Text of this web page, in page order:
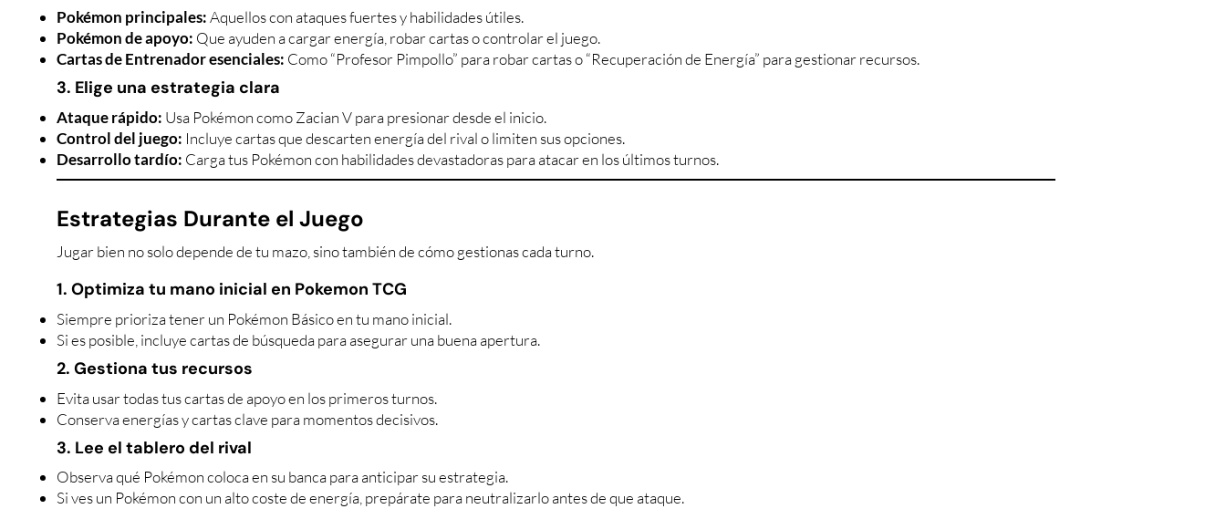
Pokémon principales:Aquellos con ataques fuertes y habilidades útiles.
Pokémon de apoyo: Que ayuden a cargar energía, robar cartas o controlar el juego.
Cartas de Entrenador esenciales: Como “Profesor Pimpollo” para robar cartas o “Recuperación de Energía” para gestionar recursos.
3. Elige una estrategia clara
Ataque rápido: Usa Pokémon como Zacian V para presionar desde el inicio.
Control del juego: Incluye cartas que descarten energía del rival o limiten sus opciones.
Desarrollo tardío: Carga tus Pokémon con habilidades devastadoras para atacar en los últimos turnos.
Estrategias Durante el Juego
Jugar bien no solo depende de tu mazo, sino también de cómo gestionas cada turno.
1. Optimiza tu mano inicial en Pokemon TCG
Siempre prioriza tener un Pokémon Básico en tu mano inicial.
Si es posible, incluye cartas de búsqueda para asegurar una buena apertura.
2. Gestiona tus recursos
Evita usar todas tus cartas de apoyo en los primeros turnos.
Conserva energías y cartas clave para momentos decisivos.
3. Lee el tablero del rival
Observa qué Pokémon coloca en su banca para anticipar su estrategia.
Si ves un Pokémon con un alto coste de energía, prepárate para neutralizarlo antes de que ataque.